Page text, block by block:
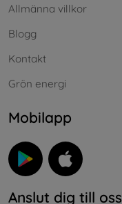
Allmänna villkor
Blogg
Kontakt
Grön energi
Mobilapp
Anslut dig till oss